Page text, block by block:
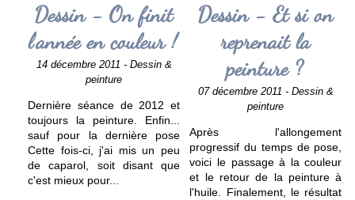
Dessin - On finit
l'année en couleur !
14 décembre 2011 - Dessin &
peinture
Dernière séance de 2012 et
toujours la peinture. Enfin...
sauf pour la dernière pose
Cette fois-ci, j'ai mis un peu
de caparol, soit disant que
c'est mieux pour...
Dessin - Et si on
reprenait la
peinture ?
07 décembre 2011 - Dessin &
peinture
Après l'allongement
progressif du temps de pose,
voici le passage à la couleur
et le retour de la peinture à
l'huile. Finalement, le résultat